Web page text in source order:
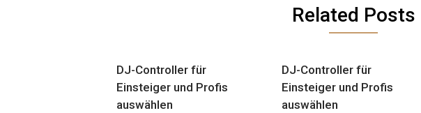
Related Posts
DJ-Controller für
Einsteiger und Profis
auswählen
DJ-Controller für
Einsteiger und Profis
auswählen